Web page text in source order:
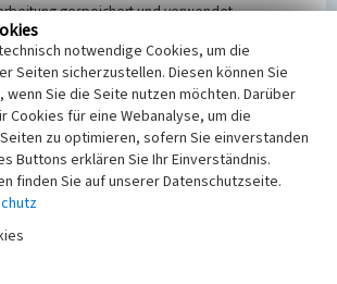
gespeichert und verwendet.
diese entsprechend der Vorschriften des
des Datenschutzgesetzes NRW und der seit
Europäischen Datenschutzgrundverordnung
behandelt, beachten Sie bitte unsere
notwendige Cookies, um die
Seiten sicherzustellen. Diesen können Sie
Sie die Seite nutzen möchten. Darüber
Cookies für eine Webanalyse, um die
zu optimieren, sofern Sie einverstanden
Buttons erklären Sie Ihr Einverständnis.
finden Sie auf unserer Datenschutzseite.